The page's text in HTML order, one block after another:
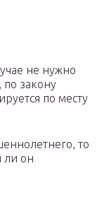
не нужно
, по закону
по месту
то
ли он